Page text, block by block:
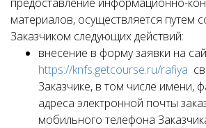
материалов, осуществляется путем
Заказчиком следующих действий:
внесение в форму заявки на
https://knfs.getcourse.ru/rafiya
Заказчике, в том числе имени,
адреса электронной почты
мобильного телефона